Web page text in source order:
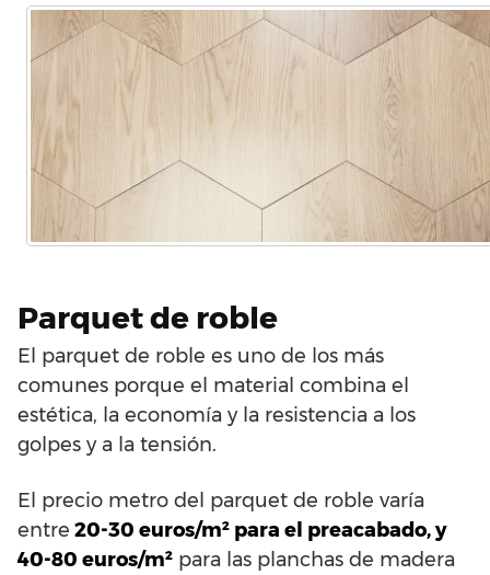
Parquet de roble
El parquet de roble es uno de los más
comunes porque el material combina el
estética, la economía y la resistencia a los
golpes y a la tensión.
El precio metro del parquet de roble varía
entre 20-30 euros/m² para el preacabado, y
40-80 euros/m² para las planchas de madera